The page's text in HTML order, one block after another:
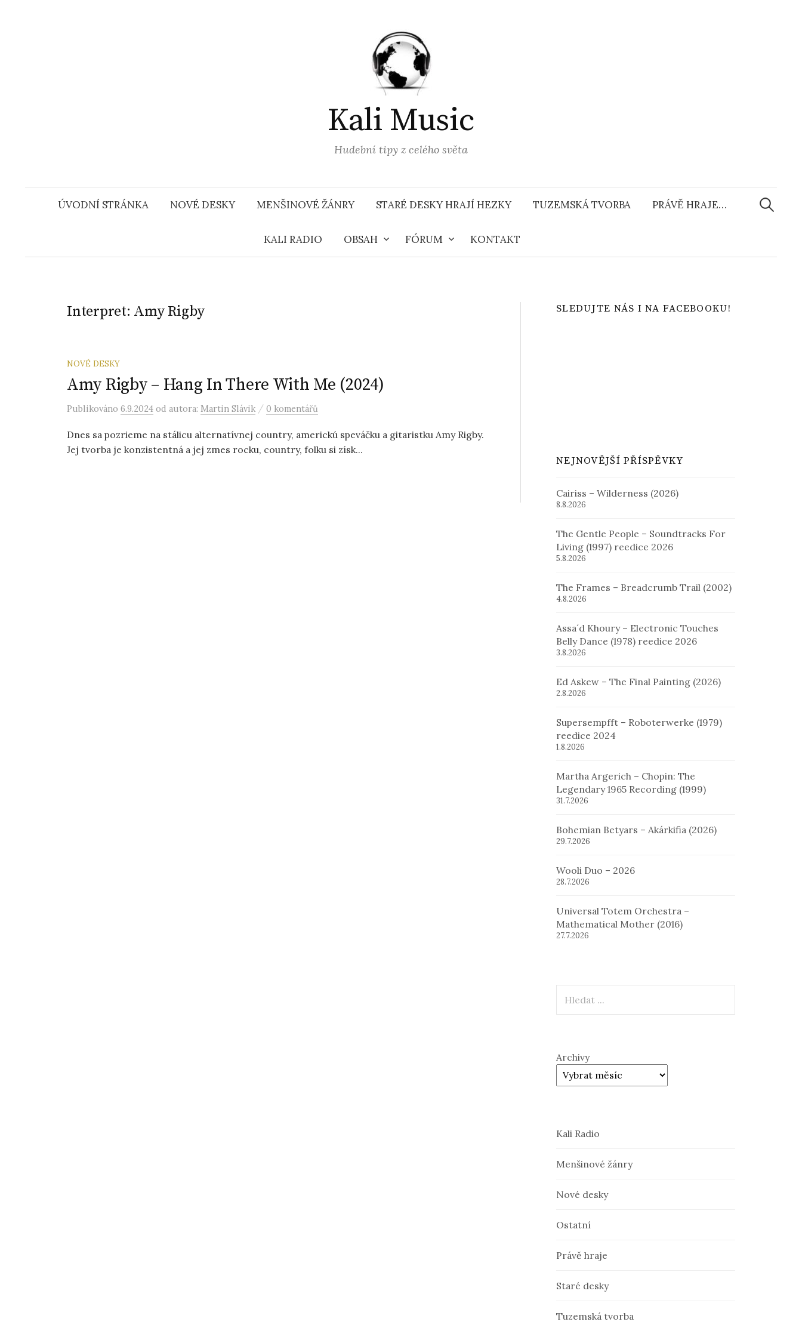
Kali Music
Hudební tipy z celého světa
ÚVODNÍ STRÁNKA NOVÉ DESKY MENŠINOVÉ ŽÁNRY STARÉ DESKY HRAJÍ HEZKY TUZEMSKÁ TVORBA PRÁVĚ HRAJE…
KALI RADIO OBSAH FÓRUM KONTAKT
Interpret: Amy Rigby
NOVÉ DESKY
Amy Rigby – Hang In There With Me (2024)
Publikováno 6.9.2024 od autora: Martin Slávik / 0 komentářů
Dnes sa pozrieme na stálicu alternatívnej country, americkú speváčku a gitaristku Amy Rigby.
Jej tvorba je konzistentná a jej zmes rocku, country, folku si získ...
SLEDUJTE NÁS I NA FACEBOOKU!
NEJNOVĚJŠÍ PŘÍSPĚVKY
Cairiss – Wilderness (2026)
8.8.2026
The Gentle People – Soundtracks For
Living (1997) reedice 2026
5.8.2026
The Frames – Breadcrumb Trail (2002)
4.8.2026
Assa´d Khoury – Electronic Touches
Belly Dance (1978) reedice 2026
3.8.2026
Ed Askew – The Final Painting (2026)
2.8.2026
Supersempfft – Roboterwerke (1979)
reedice 2024
1.8.2026
Martha Argerich – Chopin: The
Legendary 1965 Recording (1999)
31.7.2026
Bohemian Betyars – Akárkifia (2026)
29.7.2026
Wooli Duo – 2026
28.7.2026
Universal Totem Orchestra –
Mathematical Mother (2016)
27.7.2026
Archivy
Kali Radio
Menšinové žánry
Nové desky
Ostatní
Právě hraje
Staré desky
Tuzemská tvorba